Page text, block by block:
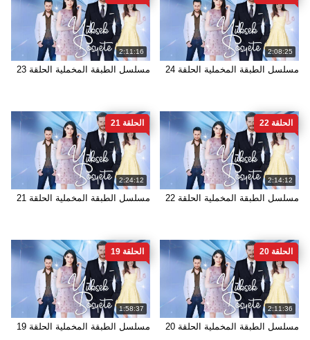
2:08:25
مسلسل الطبقة المخملية الحلقة 24
2:11:16
مسلسل الطبقة المخملية الحلقة 23
2:14:12
الحلقة 22
مسلسل الطبقة المخملية الحلقة 22
2:24:12
الحلقة 21
مسلسل الطبقة المخملية الحلقة 21
2:11:36
الحلقة 20
مسلسل الطبقة المخملية الحلقة 20
1:58:37
الحلقة 19
مسلسل الطبقة المخملية الحلقة 19